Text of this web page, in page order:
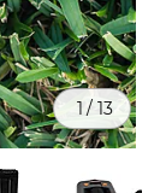
1 / 13